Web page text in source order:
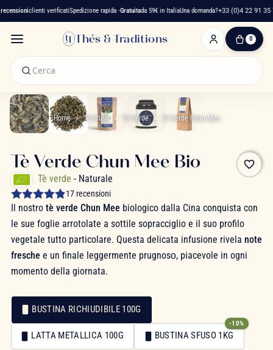
clienti verificatiSpedizione rapida -Gratuitada 59€ in ItaliaUna domanda?+33 (0)4 22 91 35 75
Thés & Traditions 0
0
Mio
Home Tè Sfuso Tè Verde Tè Verde Chun Mee
favorite_border
Tè Verde Chun Mee Bio
Tè verde - Naturale
17 recensioni
Il nostro tè verde Chun Mee biologico dalla Cina conquista con
le sue foglie arrotolate a sottile sopracciglio e il suo profilo
vegetale tutto particolare. Questa delicata infusione rivela note
fresche e un finale leggermente prugnosо, piacevole in ogni
momento della giornata.
Confezionamento
Confezionamento
BUSTINA RICHIUDIBILE 100G
LATTA METALLICA 100G BUSTINA SFUSO 1KG
-10%